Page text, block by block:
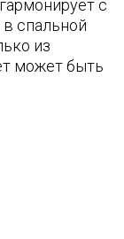
с
спальной
из
может быть